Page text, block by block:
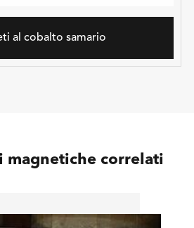
al cobalto samario
magnetiche correlati